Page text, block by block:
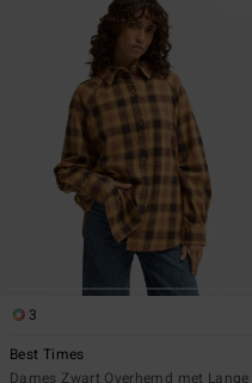
3
Best Times
Dames Zwart Overhemd met Lange